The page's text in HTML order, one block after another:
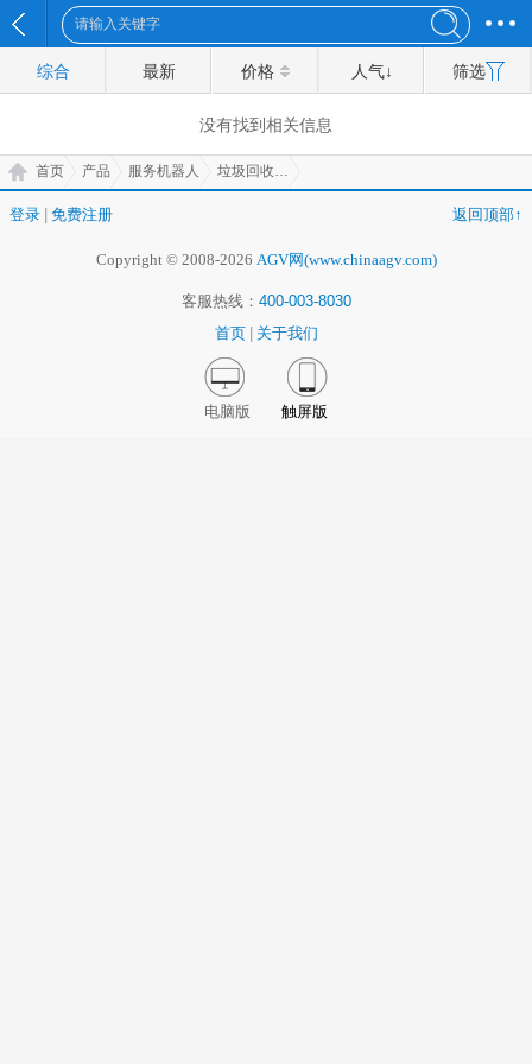
综合 最新 价格 人气↓ 筛选
没有找到 相关信息
首页 产品 服务机器人 垃圾回收机器人
登录 免费注册 返回顶部↑
Copyright © 2008-2026 AGV网(www.chinaagv.com)
客服热线： 400-003-8030
首页
关于我们
电脑版 触屏版